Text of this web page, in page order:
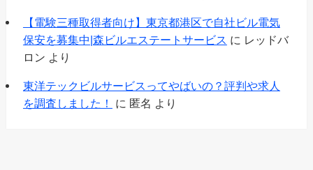
【電験三種取得者向け】東京都港区で自社ビル電気
保安を募集中|森ビルエステートサービス に レッドバ
ロン より
東洋テックビルサービスってやばいの？評判や求人
を調査しました！
に 匿名 より